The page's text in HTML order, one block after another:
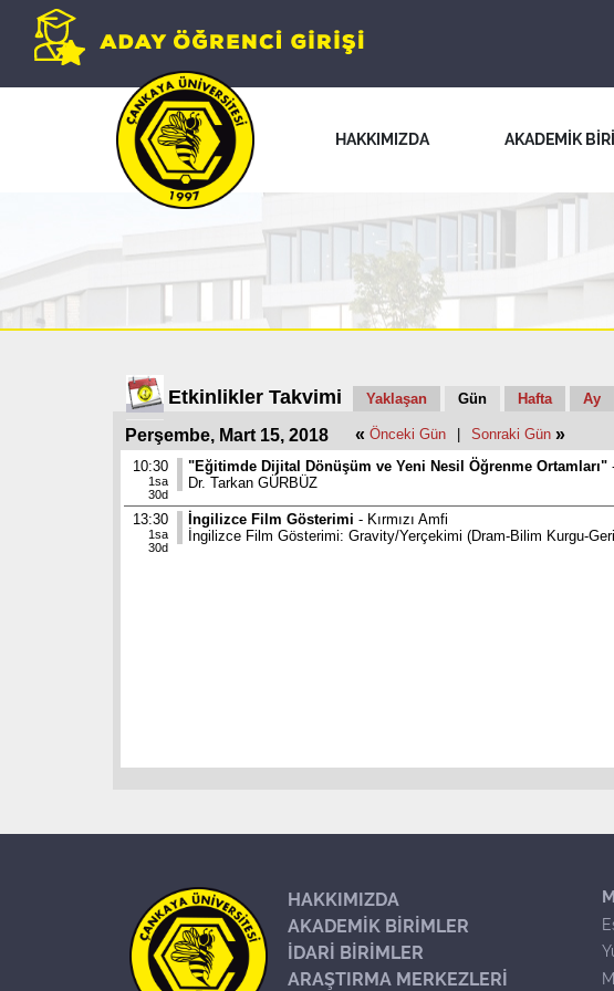
HAKKIMIZDA AKADEMİK
Etkinlikler Takvimi Yaklaşan Gün Hafta Ay
Perşembe, Mart 15, 2018 « Önceki Gün Sonraki Gün »
10:30
1sa
30d
"Eğitimde Dijital Dönüşüm ve Yeni Nesil Öğrenme Ortamları"
Dr. Tarkan GÜRBÜZ
13:30
1sa
30d
İngilizce Film Gösterimi - Kırmızı Amfi
İngilizce Film Gösterimi: Gravity/Yerçekimi (Dram-Bilim Kurgu-
HAKKIMIZDA
AKADEMİK BİRİMLER
İDARİ BİRİMLER
ARAŞTIRMA MERKEZLERİ